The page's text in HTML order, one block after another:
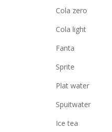
Cola zero
Cola light
Fanta
Sprite
Plat water
Spuitwater
Ice tea